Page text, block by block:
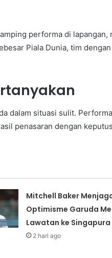
performa di lapangan,
Piala Dunia, tim dengan
dalam situasi sulit.
penasaran dengan
Mitchell Baker
Optimisme Garuda
Lawatan ke Singapura
2 hari ago